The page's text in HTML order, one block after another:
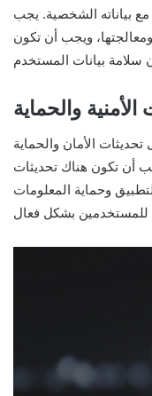
بياناته الشخصية. يجب
ويجب أن تكون
الأمنية والحماية
الأمان والحماية
أن تكون هناك تحديثات
وحماية المعلومات